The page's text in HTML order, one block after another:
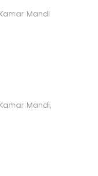
Mandi
Mandi,